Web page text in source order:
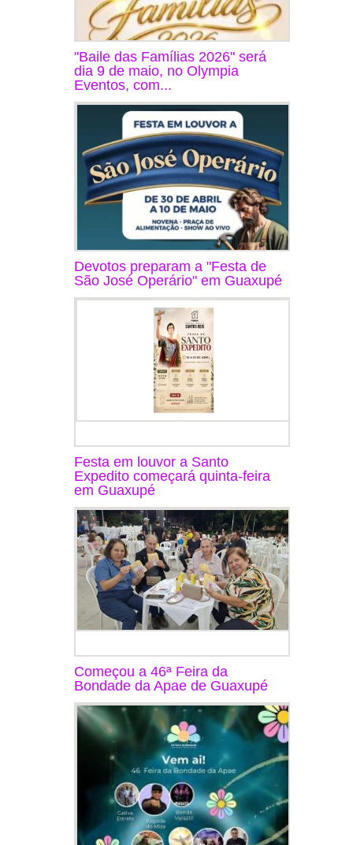
"Baile das Famílias 2026" será
dia 9 de maio, no Olympia
Eventos, com...
Devotos preparam a "Festa de
São José Operário" em Guaxupé
Festa em louvor a Santo
Expedito começará quinta-feira
em Guaxupé
Começou a 46ª Feira da
Bondade da Apae de Guaxupé